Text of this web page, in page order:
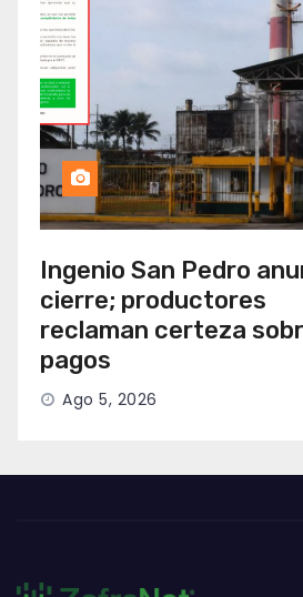
Ingenio San Pedro
cierre; productores
reclaman certeza
pagos
Ago 5, 2026